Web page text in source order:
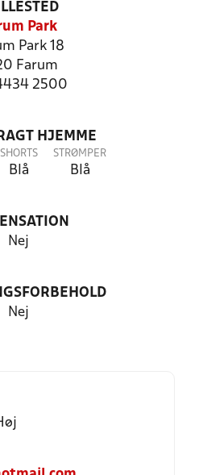
Park
Park 18
Farum
2500
HJEMME
SHORTS
Blå
STRØMPER
Blå
Nej
Nej